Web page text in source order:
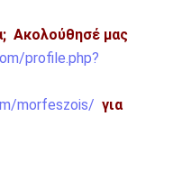
Ακολούθησέ μας
profile.php?
morfeszois/ για